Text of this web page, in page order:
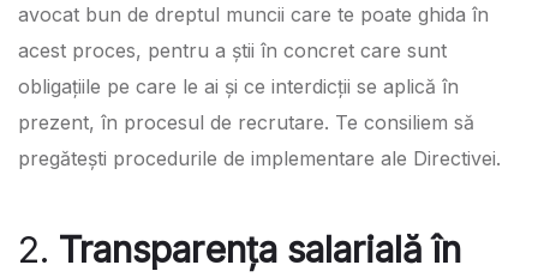
avocat bun de dreptul muncii care te poate ghida în
acest proces, pentru a știi în concret care sunt
obligațiile pe care le ai și ce interdicții se aplică în
prezent, în procesul de recrutare. Te consiliem să
pregătești procedurile de implementare ale Directivei.
2. Transparența salarială în